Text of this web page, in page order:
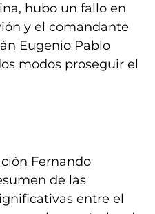
hubo un fallo en
y el comandante
Eugenio Pablo
modos proseguir el
Fernando
de las
entre el